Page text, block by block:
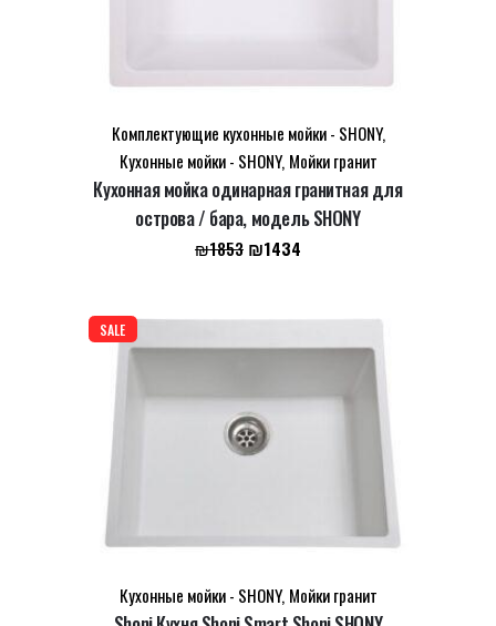
Комплектующие кухонные мойки - SHONY,
Кухонные мойки - SHONY, Мойки гранит
Кухонная мойка одинарная гранитная для
острова / бара, модель SHONY
₪1853 Первоначальная
₪1853.
₪1434
SALE
Кухонные мойки - SHONY, Мойки гранит